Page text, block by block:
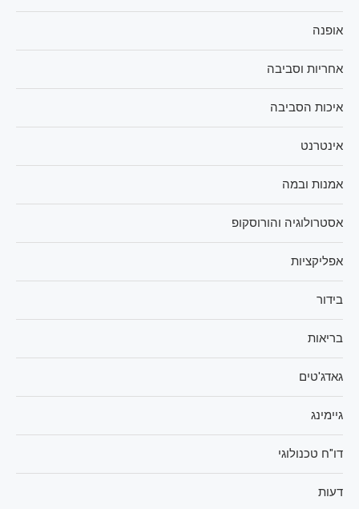
אופנה
אחריות וסביבה
איכות הסביבה
אינטרנט
אמנות ובמה
אסטרולוגיה והורוסקופ
אפליקציות
בידור
בריאות
גאדג'טים
גיימינג
דו"ח טכנולוגי
דעות